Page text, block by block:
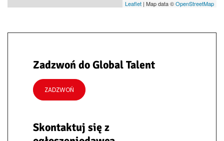
Leaflet | Map data ©OpenStreetMap
Zadzwoń do Global Talent
ZADZWOŃ
Skontaktuj się z